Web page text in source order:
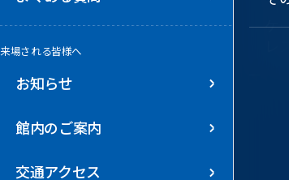
ケ
来場される皆様へ
お知らせ
館内のご案内
交通アクセス